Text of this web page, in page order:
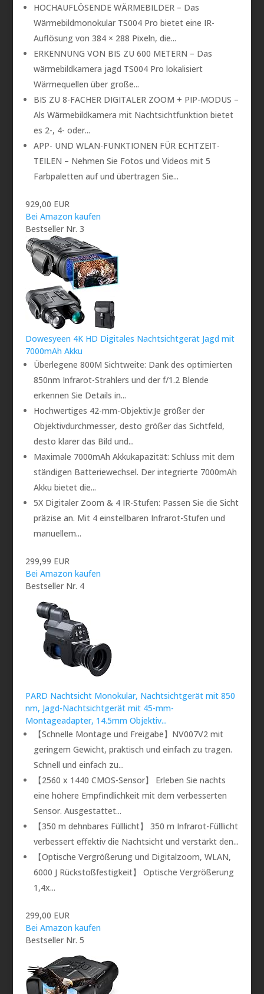
HOCHAUFLÖSENDE WÄRMEBILDER – Das
Wärmebildmonokular TS004 Pro bietet eine IR-
Auflösung von 384 × 288 Pixeln, die...
ERKENNUNG VON BIS ZU 600 METERN – Das
wärmebildkamera jagd TS004 Pro lokalisiert
Wärmequellen über große...
BIS ZU 8-FACHER DIGITALER ZOOM + PIP-MODUS –
Als Wärmebildkamera mit Nachtsichtfunktion bietet
es 2-, 4- oder...
APP- UND WLAN-FUNKTIONEN FÜR ECHTZEIT-
TEILEN – Nehmen Sie Fotos und Videos mit 5
Farbpaletten auf und übertragen Sie...
929,00 EUR
Bei Amazon kaufen
Bestseller Nr. 3
Dowesyeen 4K HD Digitales Nachtsichtgerät Jagd mit
7000mAh Akku
Überlegene 800M Sichtweite: Dank des optimierten
850nm Infrarot-Strahlers und der f/1.2 Blende
erkennen Sie Details in...
Hochwertiges 42-mm-Objektiv:Je größer der
Objektivdurchmesser, desto größer das Sichtfeld,
desto klarer das Bild und...
Maximale 7000mAh Akkukapazität: Schluss mit dem
ständigen Batteriewechsel. Der integrierte 7000mAh
Akku bietet die...
5X Digitaler Zoom & 4 IR-Stufen: Passen Sie die Sicht
präzise an. Mit 4 einstellbaren Infrarot-Stufen und
manuellem...
299,99 EUR
Bei Amazon kaufen
Bestseller Nr. 4
PARD Nachtsicht Monokular, Nachtsichtgerät mit 850
nm, Jagd-Nachtsichtgerät mit 45-mm-
Montageadapter, 14.5mm Objektiv...
【Schnelle Montage und Freigabe】NV007V2 mit
geringem Gewicht, praktisch und einfach zu tragen.
Schnell und einfach zu...
【2560 x 1440 CMOS-Sensor】 Erleben Sie nachts
eine höhere Empfindlichkeit mit dem verbesserten
Sensor. Ausgestattet...
【350 m dehnbares Fülllicht】 350 m Infrarot-Fülllicht
verbessert effektiv die Nachtsicht und verstärkt den...
【Optische Vergrößerung und Digitalzoom, WLAN,
6000 J Rückstoßfestigkeit】 Optische Vergrößerung
1,4x...
299,00 EUR
Bei Amazon kaufen
Bestseller Nr. 5